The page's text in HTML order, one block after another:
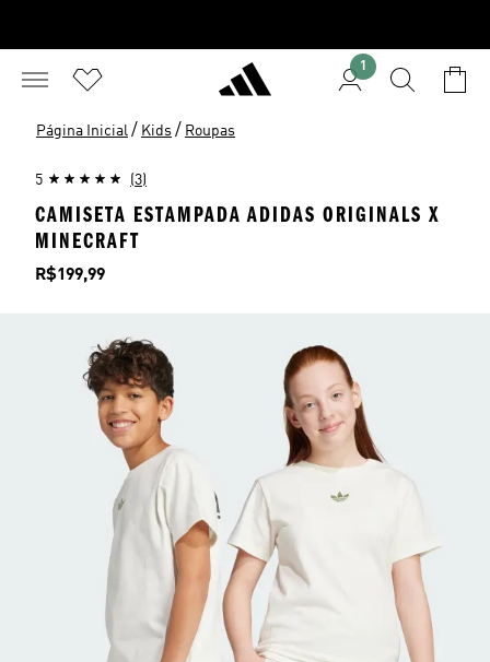
1
Página Inicial / Kids / Roupas
5 (3)
CAMISETA ESTAMPADA ADIDAS ORIGINALS X
MINECRAFT
Preço
R$199,99